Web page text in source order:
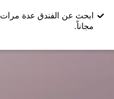
ابحث عن الفندق عدة مرات
مجاناً.